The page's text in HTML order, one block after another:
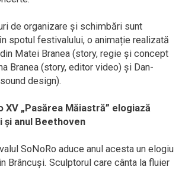
de organizare și schimbări sunt
spotul festivalului, o animație realizată
Matei Branea (story, regie și concept
Branea (story, editor video) și Dan-
design).
XV „Pasărea Măiastră” elogiază
și anul Beethoven
SoNoRo aduce anul acesta un elogiu
Brâncuși. Sculptorul care cânta la fluier